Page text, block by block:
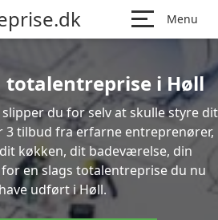
Menu
totalentreprise i Høll
du for selv at skulle styre dit
3 tilbud fra erfarne entreprenører,
køkken, dit badeværelse, din
en slags totalentreprise du nu
udført i Høll.